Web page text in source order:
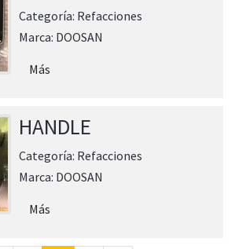
Categoría: Refacciones
Marca: DOOSAN
Más
HANDLE
Categoría: Refacciones
Marca: DOOSAN
Más